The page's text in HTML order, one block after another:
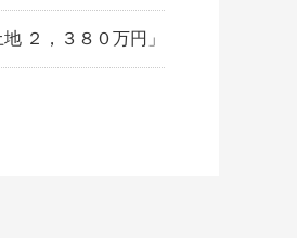
２，３８０万円」